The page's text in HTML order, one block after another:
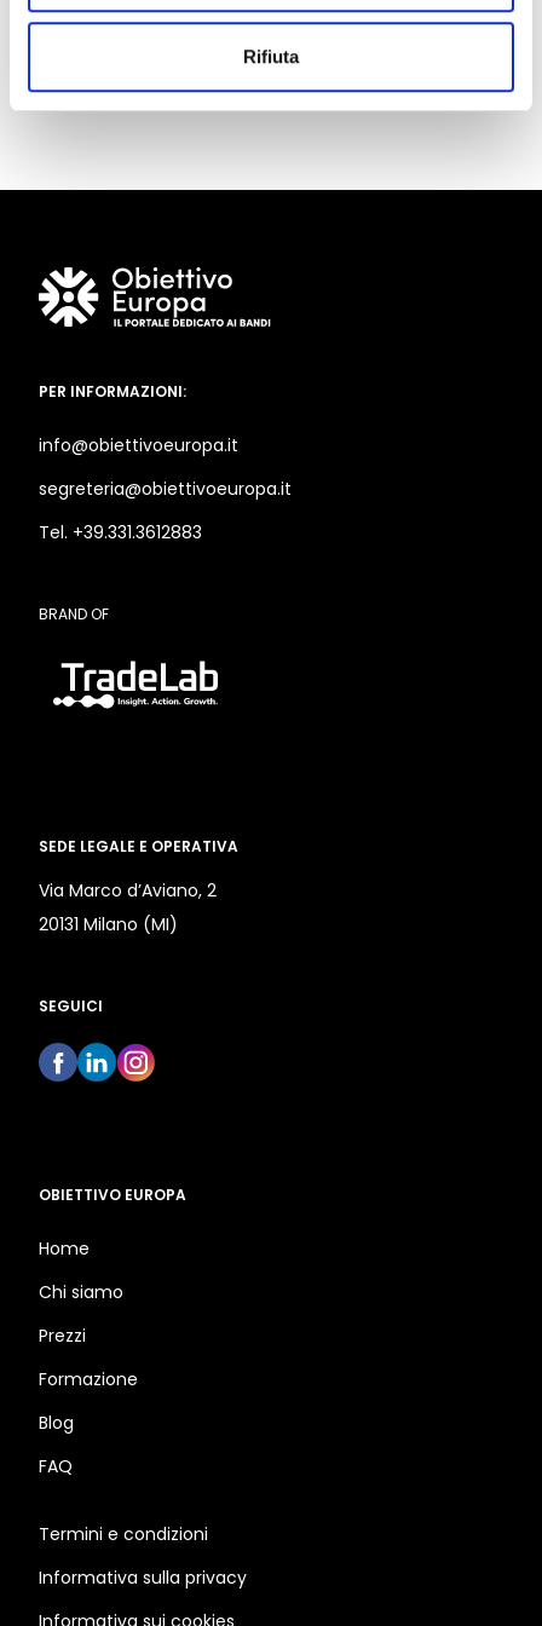
Rifiuta
Prova gratis
PER INFORMAZIONI:
info@obiettivoeuropa.it
segreteria@obiettivoeuropa.it
Tel. +39.331.3612883
BRAND OF
SEDE LEGALE E OPERATIVA
Via Marco d’Aviano, 2
20131 Milano (MI)
SEGUICI
OBIETTIVO EUROPA
Home
Chi siamo
Prezzi
Formazione
Blog
FAQ
Termini e condizioni
Informativa sulla privacy